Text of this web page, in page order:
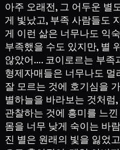
아주 오래전, 그 어두운 별
게 빛났고, 부족 사람들도
게 이런 삶은 너무나도 익
부족했을 수도 있지만, 별
않았어…. 코이로르는 부족
형제자매들은 너무나도 멀
잘 모르는 것에 호기심을
별하늘을 바라보는 것처럼
관찰하는 것에 흥미를 느
몸을 너무 낮게 숙이는 바
진 별은 원래의 빛을 잃었